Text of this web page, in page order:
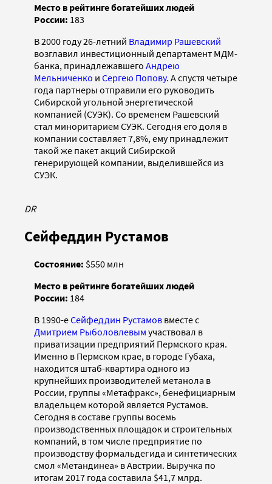
Место в рейтинге богатейших людей
России: 183
В 2000 году 26-летний Владимир Рашевский
возглавил инвестиционный департамент МДМ-
банка, принадлежавшего Андрею
Мельниченко и Сергею Попову. А спустя четыре
года партнеры отправили его руководить
Сибирской угольной энергетической
компанией (СУЭК). Со временем Рашевский
стал миноритарием СУЭК. Сегодня его доля в
компании составляет 7,8%, ему принадлежит
такой же пакет акций Сибирской
генерирующей компании, выделившейся из
СУЭК.
DR
Сейфеддин Рустамов
Состояние: $550 млн
Место в рейтинге богатейших людей
России: 184
В 1990-еСейфеддин Рустамов вместе с
Дмитрием Рыболовлевым участвовал в
приватизации предприятий Пермского края.
Именно в Пермском крае, в городе Губаха,
находится штаб-квартира одного из
крупнейших производителей метанола в
России, группы «Метафракс», бенефициарным
владельцем которой является Рустамов.
Сегодня в составе группы восемь
производственных площадок и строительных
компаний, в том числе предприятие по
производству формальдегида и синтетических
смол «Метандинеа» в Австрии. Выручка по
итогам 2017 года составила $41,7 млрд.